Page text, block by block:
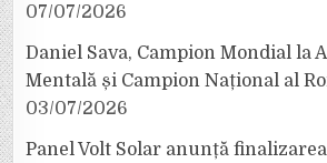
07/07/2026
Daniel Sava, Campion Mondial la
Mentală și Campion Național al
03/07/2026
Panel Volt Solar anunță